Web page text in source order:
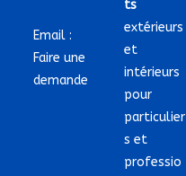
Email :
Faire une
demande
ts
extérieurs
et
intérieurs
pour
particulier
s et
professio